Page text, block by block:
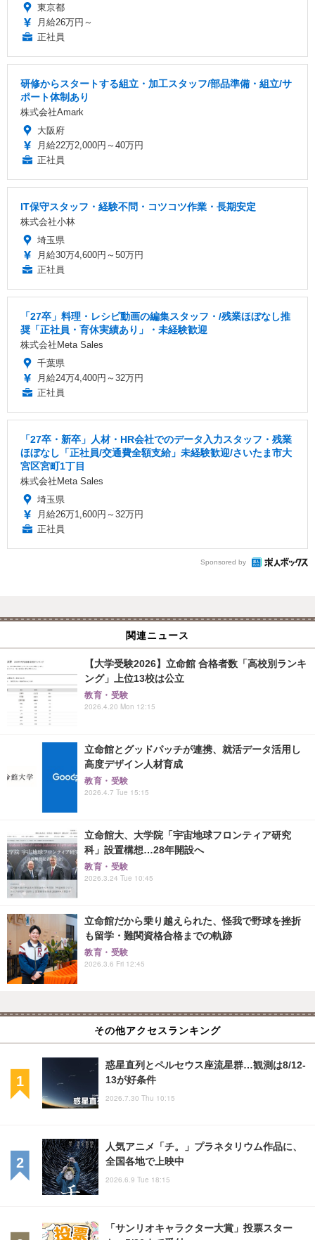
東京都
月給26万円～
正社員
研修からスタートする組立・加工スタッフ/部品準備・組立/サ
ポート体制あり
株式会社Amark
大阪府
月給22万2,000円～40万円
正社員
IT保守スタッフ・経験不問・コツコツ作業・長期安定
株式会社小林
埼玉県
月給30万4,600円～50万円
正社員
「27卒」料理・レシピ動画の編集スタッフ・/残業ほぼなし推
奨「正社員・育休実績あり」・未経験歓迎
株式会社Meta Sales
千葉県
月給24万4,400円～32万円
正社員
「27卒・新卒」人材・HR会社でのデータ入力スタッフ・残業
ほぼなし「正社員/交通費全額支給」未経験歓迎/さいたま市大
宮区宮町1丁目
株式会社Meta Sales
埼玉県
月給26万1,600円～32万円
正社員
Sponsored by
関連ニュース
【大学受験2026】立命館 合格者数「高校別ランキ
ング」上位13校は公立
教育・受験
2026.4.20 Mon 12:15
立命館とグッドパッチが連携、就活データ活用し
高度デザイン人材育成
教育・受験
2026.4.7 Tue 15:15
立命館大、大学院「宇宙地球フロンティア研究
科」設置構想…28年開設へ
教育・受験
2026.3.24 Tue 10:45
立命館だから乗り越えられた、怪我で野球を挫折
も留学・難関資格合格までの軌跡
教育・受験
2026.3.6 Fri 12:45
その他アクセスランキング
惑星直列とペルセウス座流星群…観測は8/12-
13が好条件
2026.7.30 Thu 10:15
人気アニメ「チ。」プラネタリウム作品に、
全国各地で上映中
2026.6.9 Tue 18:15
「サンリオキャラクター大賞」投票スター